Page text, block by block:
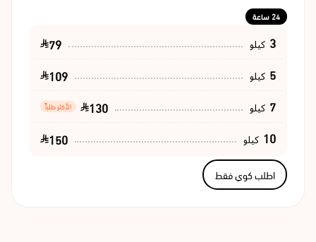
24 ساعة
3 كيلو
79
5 كيلو
109
7 كيلو 130 الأكثر طلباً
10 كيلو 150
اطلب كوي فقط